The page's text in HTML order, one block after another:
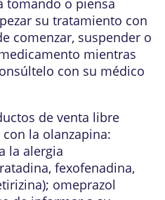
su tratamiento con
comenzar, suspender o
mientras
con su médico
de venta libre
la olanzapina:
la alergia
fexofenadina,
omeprazol